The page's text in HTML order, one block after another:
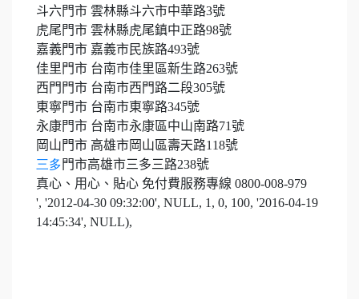
斗六門市 雲林縣斗六市中華路3號
虎尾門市 雲林縣虎尾鎮中正路98號
嘉義門市 嘉義市民族路493號
佳里門市 台南市佳里區新生路263號
西門門市 台南市西門路二段305號
東寧門市 台南市東寧路345號
永康門市 台南市永康區中山南路71號
岡山門市 高雄市岡山區壽天路118號
三多門市高雄市三多三路238號
真心、用心、貼心 免付費服務專線 0800-008-979
', '2012-04-30 09:32:00', NULL, 1, 0, 100, '2016-04-19
14:45:34', NULL),